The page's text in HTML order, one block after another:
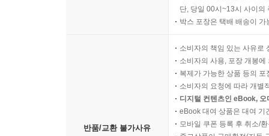
단, 당일 00시~13시 사이의
박스 포장은 택배 배송이
반품/교환 불가사유
소비자의 책임 있는 사유로
소비자의 사용, 포장 개봉
복제가 가능한 상품 등의
소비자의 요청에 따라 개별
디지털 컨텐츠인 eBook,
eBook 대여 상품은 대여 기
모바일 쿠폰 등록 후 취소/